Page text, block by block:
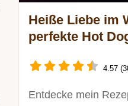
Heiße Liebe im
perfekte Hot
4.57
Entdecke mein